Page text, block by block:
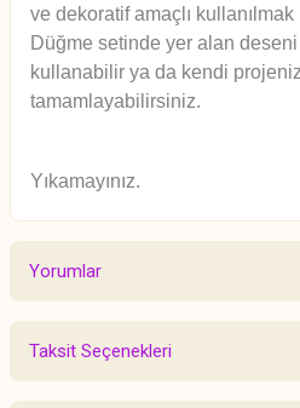
ve dekoratif amaçlı kullanılmak
Düğme setinde yer alan
kullanabilir ya da kendi
tamamlayabilirsiniz.
Yıkamayınız.
Yorumlar
Taksit Seçenekleri